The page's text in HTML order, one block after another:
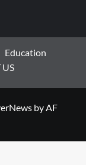
Education
by AF